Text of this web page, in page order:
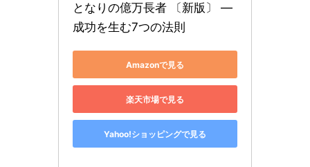
となりの億万長者 〔新版〕 ―
成功を生む7つの法則
Amazonで見る
楽天市場で見る
Yahoo!ショッピングで見る